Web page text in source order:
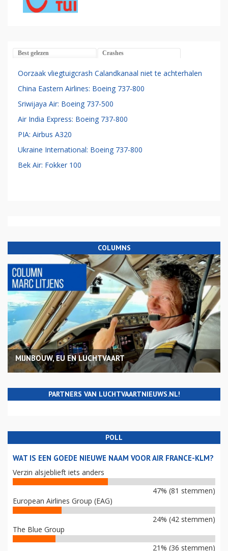
Best gelezen Crashes
Oorzaak vliegtuigcrash Calandkanaal niet te achterhalen
China Eastern Airlines: Boeing 737-800
Sriwijaya Air: Boeing 737-500
Air India Express: Boeing 737-800
PIA: Airbus A320
Ukraine International: Boeing 737-800
Bek Air: Fokker 100
COLUMNS
MIJNBOUW, EU EN LUCHTVAART
PARTNERS VAN LUCHTVAARTNIEUWS.NL!
POLL
WAT IS EEN GOEDE NIEUWE NAAM VOOR AIR FRANCE-KLM?
Verzin alsjeblieft iets anders
47% (81 stemmen)
European Airlines Group (EAG)
24% (42 stemmen)
The Blue Group
21% (36 stemmen)